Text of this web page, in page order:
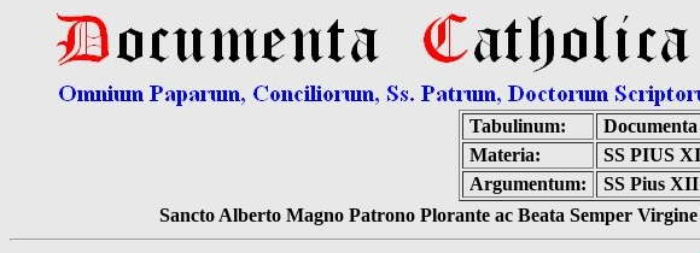
Tabulinum:
Materia:
SS PIUS
Argumentum:
SS Pius
Sancto Alberto Magno Patrono Plorante ac Beata Semper